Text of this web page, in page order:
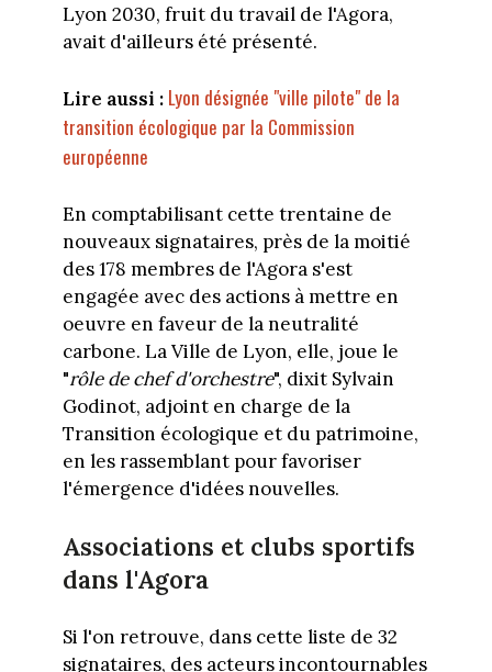
Lyon 2030, fruit du travail de l'Agora,
avait d'ailleurs été présenté.
Lire aussi : Lyon désignée "ville pilote" de la
transition écologique par la Commission
européenne
En comptabilisant cette trentaine de
nouveaux signataires, près de la moitié
des 178 membres de l'Agora s'est
engagée avec des actions à mettre en
oeuvre en faveur de la neutralité
carbone. La Ville de Lyon, elle, joue le
"rôle de chef d'orchestre", dixit Sylvain
Godinot, adjoint en charge de la
Transition écologique et du patrimoine,
en les rassemblant pour favoriser
l'émergence d'idées nouvelles.
Associations et clubs sportifs
dans l'Agora
Si l'on retrouve, dans cette liste de 32
signataires, des acteurs incontournables